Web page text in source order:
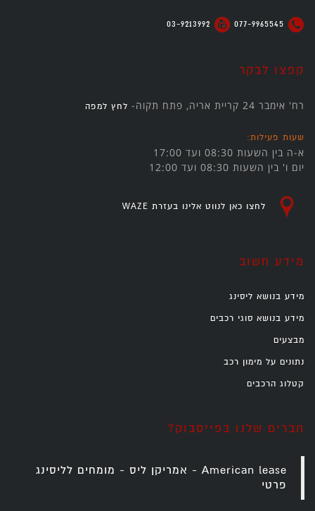
קפצו לבקר
רח' אימבר 24 קריית אריה, פתח תקוה- לחץ למפה
שעות פעילות:
א-ה בין השעות 08:30 ועד 17:00
יום ו' בין השעות 08:30 ועד 12:00
לחצו כאן לנווט אלינו בעזרת WAZE
מידע חשוב
מידע בנושא ליסינג
מידע בנושא סוגי רכבים
מבצעים
נתונים על מימון רכב
קטלוג הרכבים
חברים שלנו בפייסבוק?
‎American lease - אמריקן ליס - מומחים לליסינג
פרטי‎